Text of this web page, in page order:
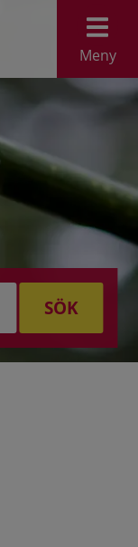
Meny
SÖK